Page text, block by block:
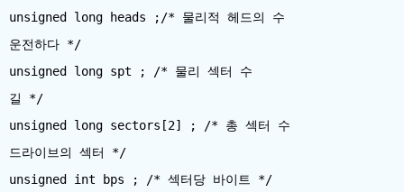
unsigned long heads ;/* 물리적 헤드의 수
운전하다 */
unsigned long spt ; /* 물리 섹터 수
길 */
unsigned long sectors[2] ; /* 총 섹터 수
드라이브의 섹터 */
unsigned int bps ; /* 섹터당 바이트 */